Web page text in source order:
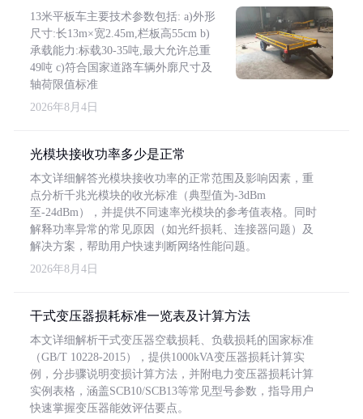
13米平板车主要技术参数包括: a)外形
尺寸:长13m×宽2.45m,栏板高55cm b)
承载能力:标载30-35吨,最大允许总重
49吨 c)符合国家道路车辆外廓尺寸及
轴荷限值标准
2026年8月4日
光模块接收功率多少是正常
本文详细解答光模块接收功率的正常范围及影响因素，重
点分析千兆光模块的收光标准（典型值为-3dBm
至-24dBm），并提供不同速率光模块的参考值表格。同时
解释功率异常的常见原因（如光纤损耗、连接器问题）及
解决方案，帮助用户快速判断网络性能问题。
2026年8月4日
干式变压器损耗标准一览表及计算方法
本文详细解析干式变压器空载损耗、负载损耗的国家标准
（GB/T 10228-2015），提供1000kVA变压器损耗计算实
例，分步骤说明变损计算方法，并附电力变压器损耗计算
实例表格，涵盖SCB10/SCB13等常见型号参数，指导用户
快速掌握变压器能效评估要点。